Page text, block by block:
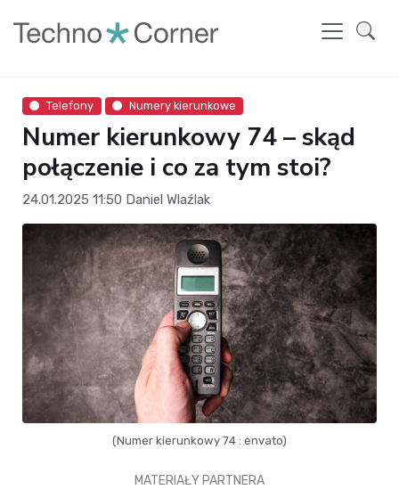
Telefony Numery kierunkowe
Numer kierunkowy 74 – skąd
połączenie i co za tym stoi?
24.01.2025 11:50 Daniel Wlaźlak
(Numer kierunkowy 74 : envato)
MATERIAŁY PARTNERA